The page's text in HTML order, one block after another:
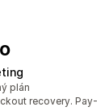
plán
recovery. Pay-